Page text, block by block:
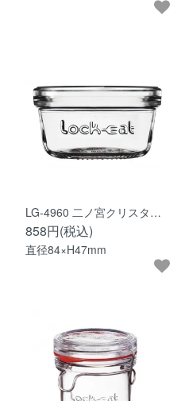
LG-4960 二ノ宮クリスタ…
858円(税込)
直径84×H47mm